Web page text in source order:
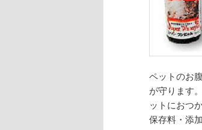
ペットのお
が守ります
ットにおつ
保存料・添